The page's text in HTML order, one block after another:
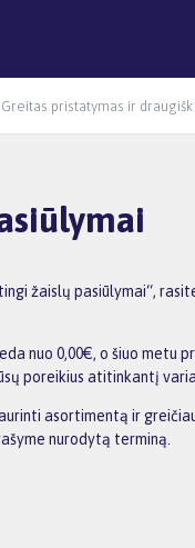
Greitas pristatymas ir
žaislų pasiūlymai“,
nuo 0,00€, o šiuo
poreikius atitinkantį
asortimentą ir
nurodytą terminą.